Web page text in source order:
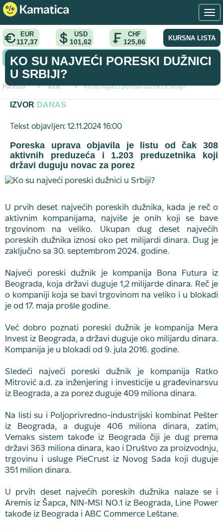
EUR
117,37
USD
101,62
CHF
125,86 KURSNA LISTA
KONVERTOR VALUTA
Početna > vodic > Ko su najveći poreski dužnici u Srbiji?
KO SU NAJVEĆI PORESKI DUŽNICI
U SRBIJI?
IZVOR DANAS
Tekst objavljen: 12.11.2024 16:00
Poreska uprava objavila je listu od čak 308
aktivnih preduzeća i 1.203 preduzetnika koji
državi duguju novac za porez
U prvih deset najvećih poreskih dužnika, kada je reč o
aktivnim kompanijama, najviše je onih koji se bave
trgovinom na veliko. Ukupan dug deset najvećih
poreskih dužnika iznosi oko pet milijardi dinara. Dug je
zaključno sa 30. septembrom 2024. godine.
Najveći poreski dužnik je kompanija Bona Futura iz
Beograda, koja državi duguje 1,2 milijarde dinara. Reč je
o kompaniji koja se bavi trgovinom na veliko i u blokadi
je od 17. maja prošle godine.
Već dobro poznati poreski dužnik je kompanija Mera
Invest iz Beograda, a državi duguje oko milijardu dinara.
Kompanija je u blokadi od 9. jula 2016. godine.
Sledeći najveći poreski dužnik je kompanija Ratko
Mitrović a.d. za inženjering i investicije u građevinarsvu
iz Beograda, a za porez duguje 409 miliona dinara.
Na listi su i Poljoprivredno-industrijski kombinat Pešter
iz Beograda, a duguje 406 miliona dinara, zatim,
Vemaks sistem takođe iz Beograda čiji je dug prema
državi 363 miliona dinara, kao i Društvo za proizvodnju,
trgovinu i usluge PieCrust iz Novog Sada koji duguje
351 milion dinara.
U prvih deset najvećih poreskih dužnika nalaze se i
Aremis iz Šapca, NIN-MSI NO.1 iz Beograda, Line Power
takođe iz Beograda i ABC Commerce Leštane.